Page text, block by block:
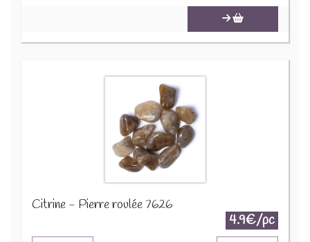
Citrine - Pierre roulée 7626
4.9€/pc